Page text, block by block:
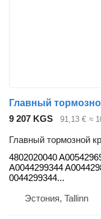
9 207 KGS 91,13 € ≈
Главный тормозной
4802020040
A0044299344
0044299344...
Эстония, Tallinn